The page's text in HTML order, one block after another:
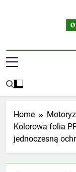
Home
Kolorowa folia
jednoczesną